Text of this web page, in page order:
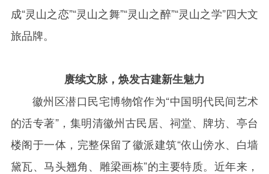
成“灵山之恋”“灵山之舞”“灵山之醉”“灵山之学”四大文
旅品牌。
赓续文脉，焕发古建新生魅力
徽州区潜口民宅博物馆作为“中国明代民间艺术
的活专著”，集明清徽州古民居、祠堂、牌坊、亭台
楼阁于一体，完整保留了徽派建筑“依山傍水、白墙
黛瓦、马头翘角、雕梁画栋”的主要特质。近年来，